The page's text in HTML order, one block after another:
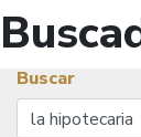
Buscar
Buscar